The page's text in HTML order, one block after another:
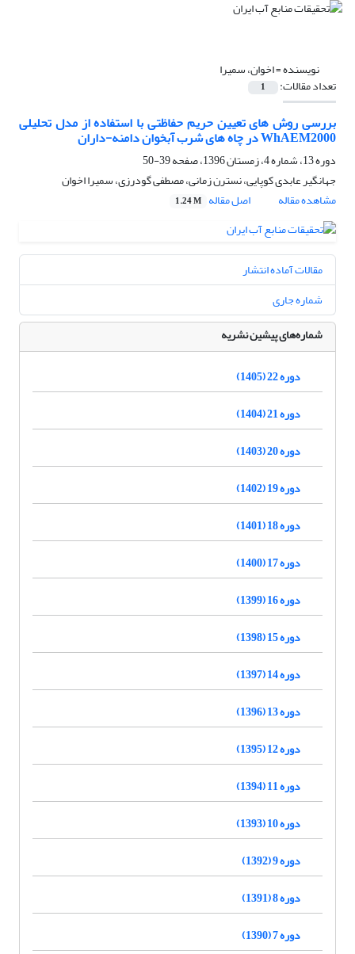
نویسنده =اخوان، سمیرا
تعداد مقالات: 1
بررسی روش های تعیین حریم حفاظتی با استفاده از مدل تحلیلی
WhAEM2000 در چاه های شرب آبخوان دامنه-داران
دوره 13، شماره 4، زمستان 1396، صفحه
39-50
جهانگیر عابدی کوپایی، نسترن زمانی، مصطفی گودرزی، سمیرا اخوان
مشاهده مقاله
اصل مقاله 1.24 M
مقالات آماده انتشار
شماره جاری
شماره‌های پیشین نشریه
دوره 22 (1405)
دوره 21 (1404)
دوره 20 (1403)
دوره 19 (1402)
دوره 18 (1401)
دوره 17 (1400)
دوره 16 (1399)
دوره 15 (1398)
دوره 14 (1397)
دوره 13 (1396)
دوره 12 (1395)
دوره 11 (1394)
دوره 10 (1393)
دوره 9 (1392)
دوره 8 (1391)
دوره 7 (1390)